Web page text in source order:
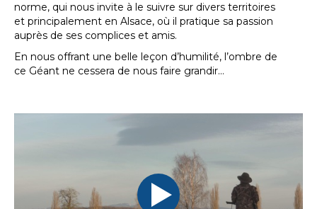
norme, qui nous invite à le suivre sur divers territoires
et principalement en Alsace, où il pratique sa passion
auprès de ses complices et amis.
En nous offrant une belle leçon d’humilité, l’ombre de
ce Géant ne cessera de nous faire grandir…